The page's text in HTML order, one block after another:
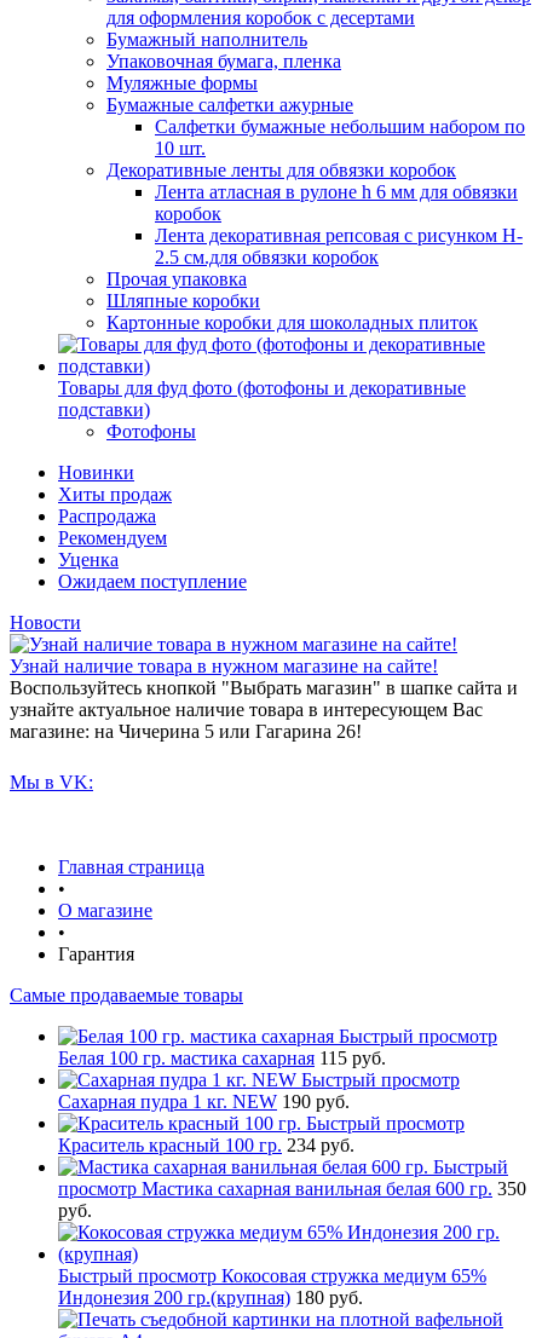
для оформления коробок с десертами
Бумажный наполнитель
Упаковочная бумага, пленка
Муляжные формы
Бумажные салфетки ажурные
Салфетки бумажные небольшим набором по
10 шт.
Декоративные ленты для обвязки коробок
Лента атласная в рулоне h 6 мм для обвязки
коробок
Лента декоративная репсовая с рисунком H-
2.5 см.для обвязки коробок
Прочая упаковка
Шляпные коробки
Картонные коробки для шоколадных плиток
Товары для фуд фото (фотофоны и декоративные
подставки)
Фотофоны
Новинки
Хиты продаж
Распродажа
Рекомендуем
Уценка
Ожидаем поступление
Новости
Узнай наличие товара в нужном магазине на сайте!
Воспользуйтесь кнопкой "Выбрать магазин" в шапке сайта и
узнайте актуальное наличие товара в интересующем Вас
магазине: на Чичерина 5 или Гагарина 26!
Мы в VK:
Главная страница
•
О магазине
•
Гарантия
Самые продаваемые товары
Быстрый просмотр
Белая 100 гр. мастика сахарная 115 руб.
Быстрый просмотр
Сахарная пудра 1 кг. NEW 190 руб.
Быстрый просмотр
Краситель красный 100 гр. 234 руб.
Быстрый
просмотр Мастика сахарная ванильная белая 600 гр. 350
руб.
Быстрый просмотр Кокосовая стружка медиум 65%
Индонезия 200 гр.(крупная) 180 руб.